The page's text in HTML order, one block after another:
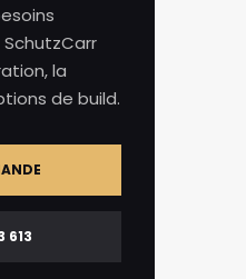
la
de build.
613